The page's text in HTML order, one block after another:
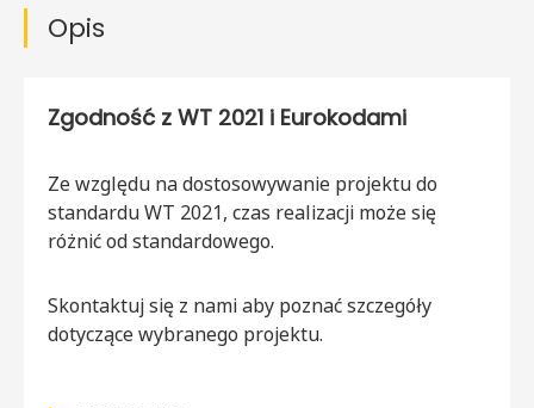
Opis
Zgodność z WT 2021 i Eurokodami
Ze względu na dostosowywanie projektu do
standardu WT 2021, czas realizacji może się
różnić od standardowego.
Skontaktuj się z nami aby poznać szczegóły
dotyczące wybranego projektu.